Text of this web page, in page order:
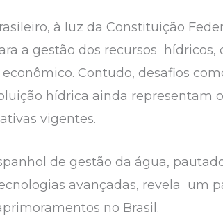
à luz da Constituição
a gestão dos recursos
Contudo, desafios
hídrica ainda representam
vigentes.
de gestão da água,
avançadas, revela um
no Brasil.